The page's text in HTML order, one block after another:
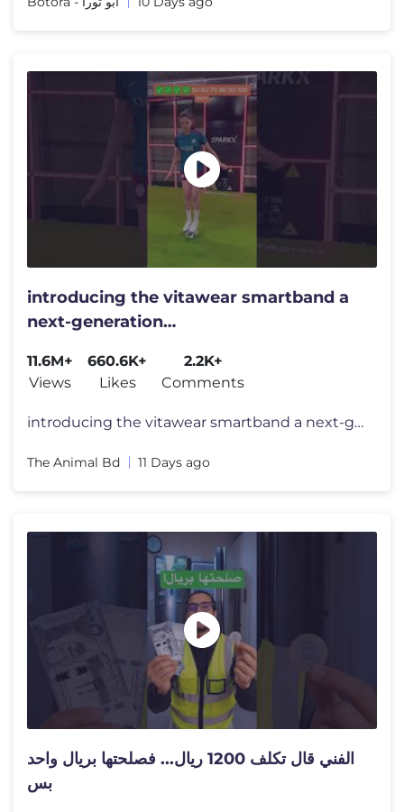
introducing the vitawear smartband a
next-generation
11.6M+
Views
660.6K+
Likes
2.2K+
Comments
introducing the vitawear smartband a next-generation wearablegadget#sh
The Animal Bd 11 Days ago
الفني قال تكلف 1200 ريال... فصلحتها بريال واحد
بس